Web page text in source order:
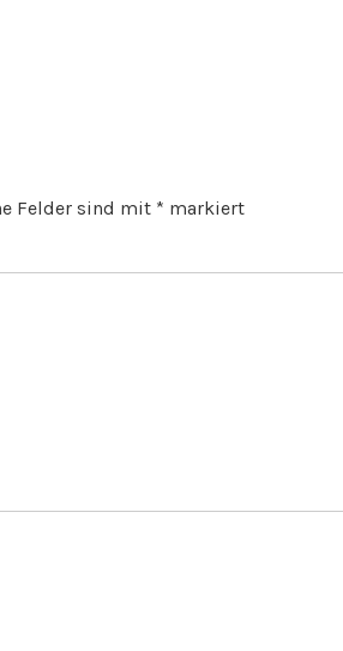
Felder sind mit * markiert